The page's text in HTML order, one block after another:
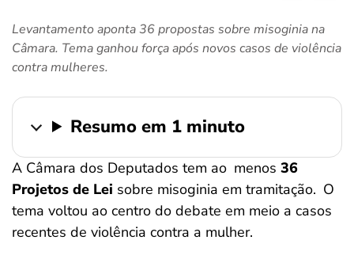
ferramentas
Levantamento aponta 36 propostas sobre misoginia na
Câmara. Tema ganhou força após novos casos de violência
contra mulheres.
Resumo em 1 minuto
A Câmara dos Deputados tem ao menos 36
Projetos de Lei sobre misoginia em tramitação. O
tema voltou ao centro do debate em meio a casos
recentes de violência contra a mulher.